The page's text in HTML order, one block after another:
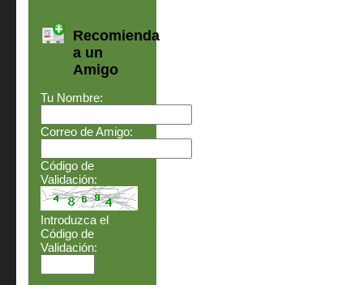
Recomienda
a un
Amigo
Tu Nombre:
Correo de Amigo:
Código de
Validación:
Introduzca el
Código de
Validación: